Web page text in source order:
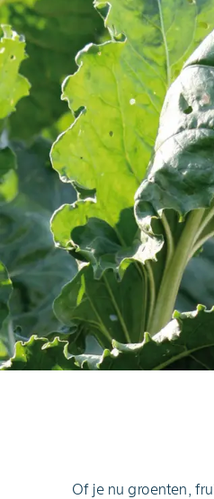
Of je nu groenten,